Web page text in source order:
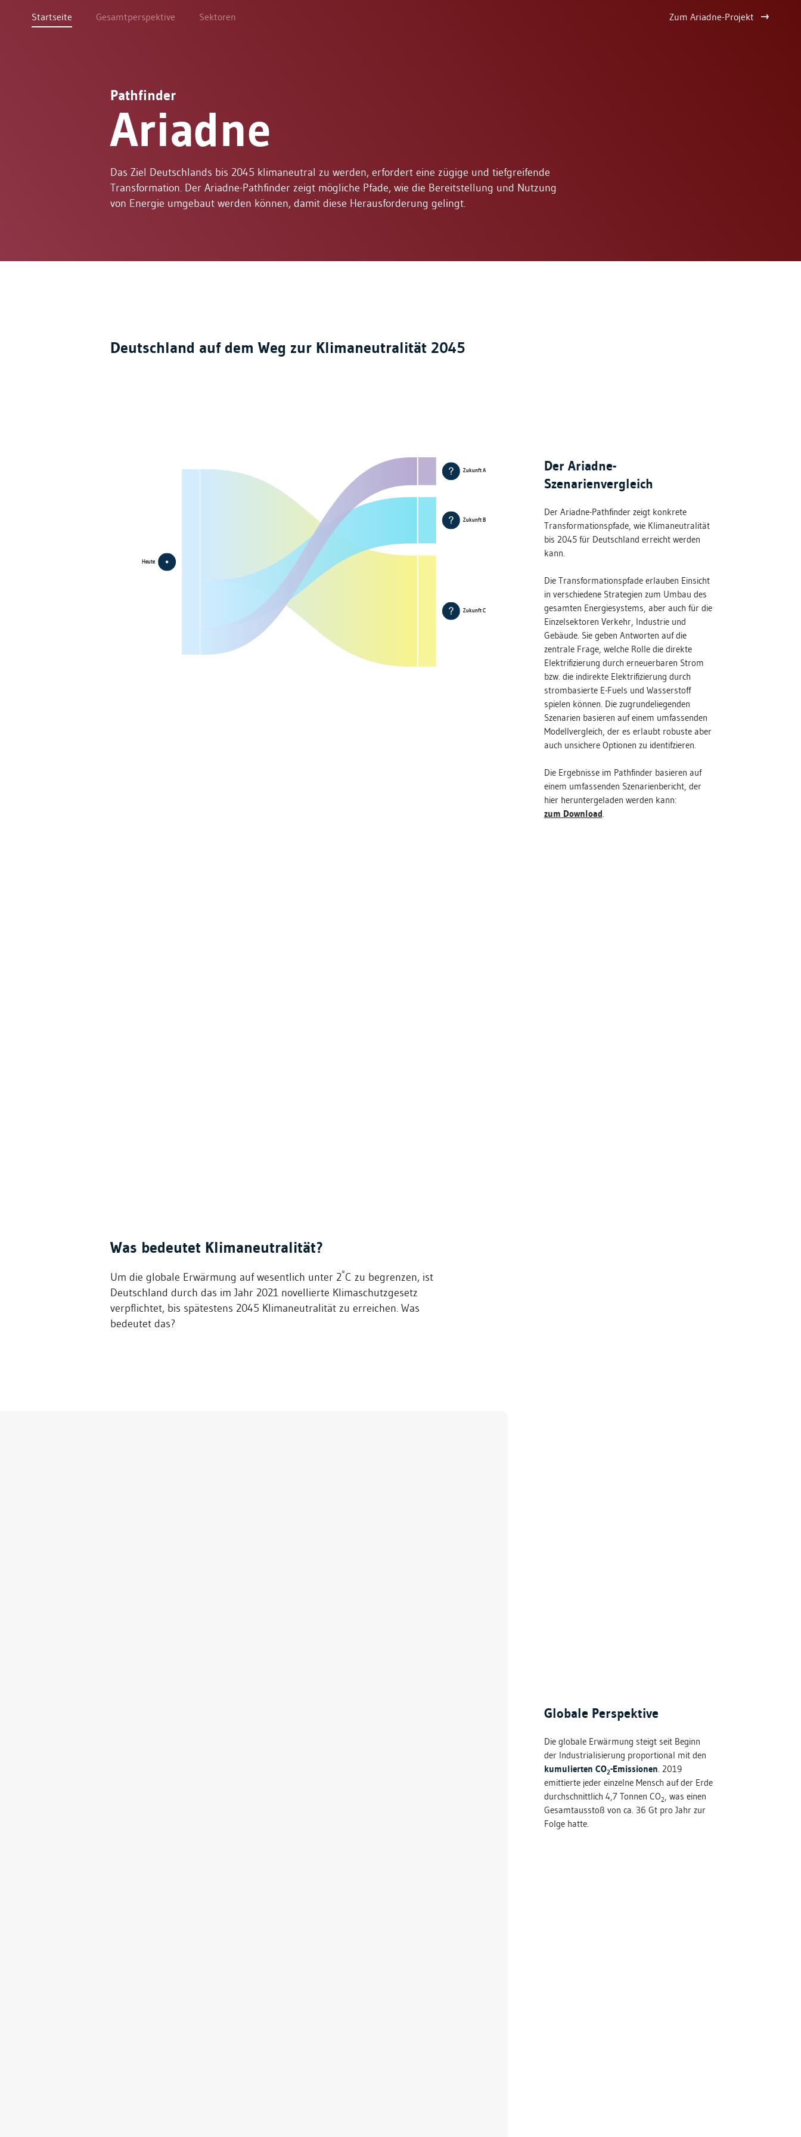
Startseite Gesamtperspektive Sektoren Zum Ariadne-Projekt
Pathfinder
Ariadne
Das Ziel Deutschlands bis 2045 klimaneutral zu werden, erfordert eine zügige und tiefgreifende
Transformation. Der Ariadne-Pathfinder zeigt mögliche Pfade, wie die Bereitstellung und Nutzung
von Energie umgebaut werden können, damit diese Herausforderung gelingt.
Deutschland auf dem Weg zur Klimaneutralität 2045
Heute
Zukunft A
Zukunft B
Zukunft C
Der Ariadne-
Szenarienvergleich
Der Ariadne-Pathfinder zeigt konkrete
Transformationspfade, wie Klimaneutralität
bis 2045 für Deutschland erreicht werden
kann.
Die Transformationspfade erlauben Einsicht
in verschiedene Strategien zum Umbau des
gesamten Energiesystems, aber auch für die
Einzelsektoren Verkehr, Industrie und
Gebäude. Sie geben Antworten auf die
zentrale Frage, welche Rolle die direkte
Elektrifizierung durch erneuerbaren Strom
bzw. die indirekte Elektrifizierung durch
strombasierte E-Fuels und Wasserstoff
spielen können. Die zugrundeliegenden
Szenarien basieren auf einem umfassenden
Modellvergleich, der es erlaubt robuste aber
auch unsichere Optionen zu identifzieren.
Die Ergebnisse im Pathfinder basieren auf
einem umfassenden Szenarienbericht, der
hier heruntergeladen werden kann:
zum Download.
Was bedeutet Klimaneutralität?
Um die globale Erwärmung auf wesentlich unter 2°C zu begrenzen, ist
Deutschland durch das im Jahr 2021 novellierte Klimaschutzgesetz
verpflichtet, bis spätestens 2045 Klimaneutralität zu erreichen. Was
bedeutet das?
Globale Perspektive
Die globale Erwärmung steigt seit Beginn
der Industrialisierung proportional mit den
kumulierten CO2-Emissionen. 2019
emittierte jeder einzelne Mensch auf der Erde
durchschnittlich 4,7 Tonnen CO2, was einen
Gesamtausstoß von ca. 36 Gt pro Jahr zur
Folge hatte.